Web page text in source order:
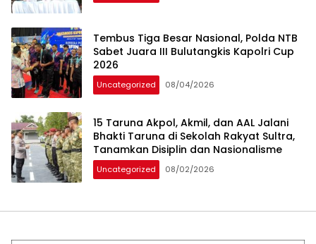
Tembus Tiga Besar Nasional, Polda NTB
Sabet Juara III Bulutangkis Kapolri Cup
2026
Uncategorized 08/04/2026
15 Taruna Akpol, Akmil, dan AAL Jalani
Bhakti Taruna di Sekolah Rakyat Sultra,
Tanamkan Disiplin dan Nasionalisme
Uncategorized 08/02/2026